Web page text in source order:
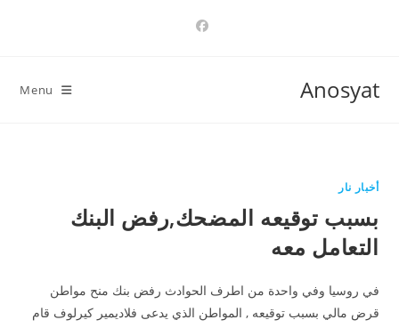
Anosyat
Menu
أخبار نار
بسبب توقيعه المضحك,رفض البنك
التعامل معه
في روسيا وفي واحدة من اطرف الحوادث رفض بنك منح مواطن
قرض مالي بسبب توقيعه , المواطن الذي يدعى فلاديمير كيرلوف قام